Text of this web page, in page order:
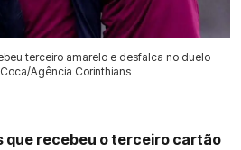
terceiro amarelo e desfalca no duelo
Agência Corinthians
que recebeu o terceiro cartão